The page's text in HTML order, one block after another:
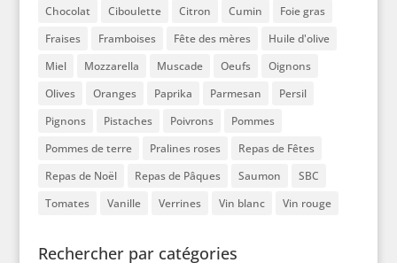
Chocolat
Ciboulette Citron Cumin
Foie gras
Fraises
Framboises Fête des mères
Huile d'olive
Miel
Mozzarella Muscade Oeufs
Oignons
Olives
Oranges Paprika Parmesan
Persil
Pignons
Pistaches Poivrons
Pommes
Pommes de terre
Pralines roses
Repas de Fêtes
Repas de Noël
Repas de Pâques Saumon
SBC
Tomates
Vanille Verrines Vin blanc Vin rouge
Rechercher par catégories